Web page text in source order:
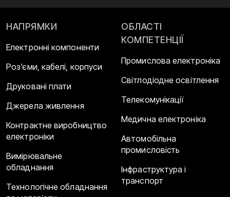
НАПРЯМКИ
Електронні компоненти
Роз'єми, кабелі, корпуси
Друковані плати
Джерела живлення
Контрактне виробництво
електроніки
Вимірювальне
обладнання
Технологічне обладнання
ОБЛАСТІ
КОМПЕТЕНЦІЇ
Промислова електроніка
Світлодіодне освітлення
Телекомунікації
Медична електроніка
Автомобільна
промисловість
Інфраструктура і
транспорт